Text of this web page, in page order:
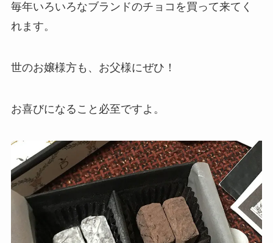
毎年いろいろなブランドのチョコを買って来てく
れます。
世のお嬢様方も、お父様にぜひ！
お喜びになること必至ですよ。